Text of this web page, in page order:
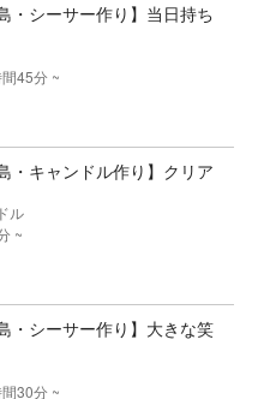
・シーサー作り】当日持ち
45分 ~
・キャンドル作り】クリア
ル
~
・シーサー作り】大きな笑
30分 ~